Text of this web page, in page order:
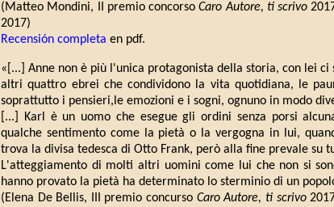
(Matteo Mondini, II premio concorsoCaro Autore, ti scrivo
2017)
Recensión completa en pdf.
«[...] Anne non è più l'unica protagonista della storia, con lei
altri quattro ebrei che condividono la vita quotidiana, le
soprattutto i pensieri,le emozioni e i sogni, ognuno in modo
[...] Karl è un uomo che esegue gli ordini senza porsi
qualche sentimento come la pietà o la vergogna in lui,
trova la divisa tedesca di Otto Frank, però alla fine prevale su
L'atteggiamento di molti altri uomini come lui che non si
hanno provato la pietà ha determinato lo sterminio di un
(Elena De Bellis, III premio concurso Caro Autore, ti scrivo